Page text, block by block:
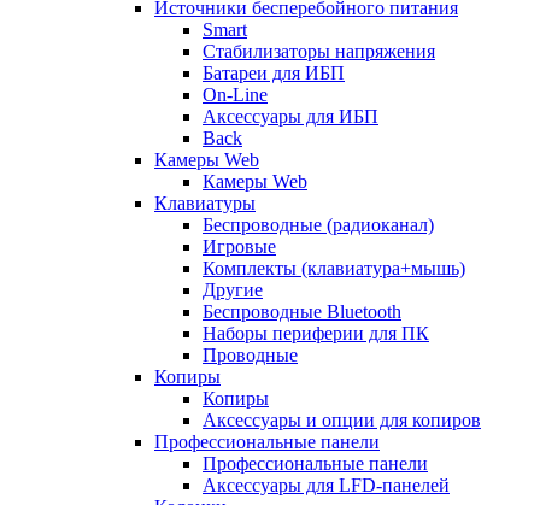
Источники бесперебойного питания
Smart
Стабилизаторы напряжения
Батареи для ИБП
On-Line
Аксессуары для ИБП
Back
Камеры Web
Камеры Web
Клавиатуры
Беспроводные (радиоканал)
Игровые
Комплекты (клавиатура+мышь)
Другие
Беспроводные Bluetooth
Наборы периферии для ПК
Проводные
Копиры
Копиры
Аксессуары и опции для копиров
Профессиональные панели
Профессиональные панели
Аксессуары для LFD-панелей